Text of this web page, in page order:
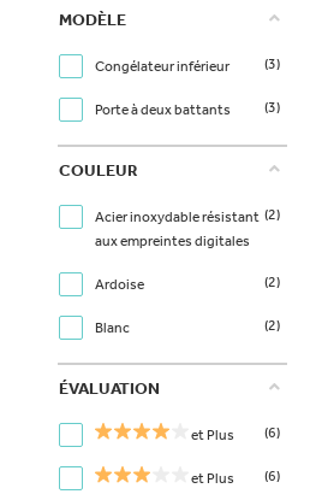
MODÈLE
Congélateur inférieur (3)
Porte à deux battants (3)
COULEUR
Acier inoxydable résistant
aux empreintes digitales
(2)
Ardoise (2)
Blanc (2)
ÉVALUATION
et Plus (6)
et Plus (6)